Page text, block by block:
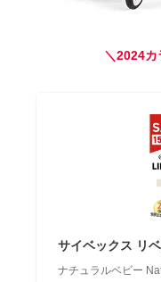
＼2024カ
サイベックス リ
ナチュラルベビー